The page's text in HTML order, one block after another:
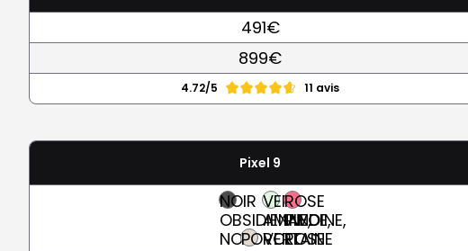
491€
899€
4.72/5 11 avis
Pixel 9
NOIR
OBSIDIENNE,
NOIRPORCELAINE
VERT
AMANDE,
VERT
ROSE
PIVOINE,
ROSE